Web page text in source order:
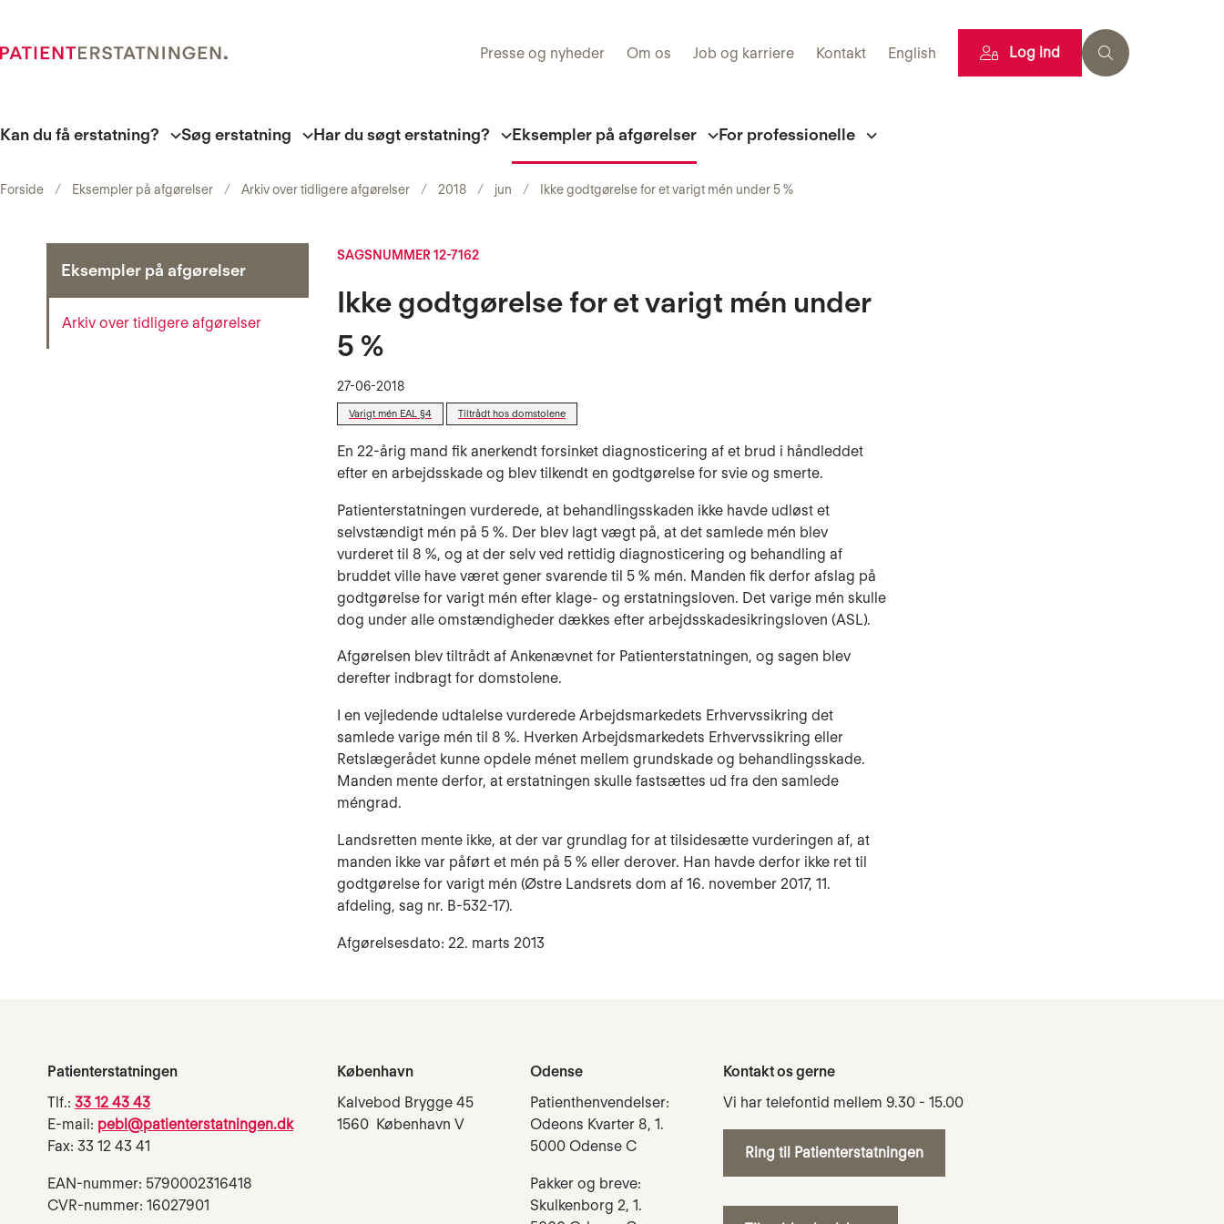
Presse og nyheder Om os Job og karriere Kontakt English Log ind
Kan du få erstatning? Søg erstatning Har du søgt erstatning? Eksempler på afgørelser For professionelle
Forside Eksempler på afgørelser Arkiv over tidligere afgørelser 2018 jun Ikke godtgørelse for et varigt mén under 5 %
Eksempler på afgørelser
Arkiv over tidligere afgørelser
SAGSNUMMER 12-7162
Ikke godtgørelse for et varigt mén under
5 %
27-06-2018
Varigt mén EAL §4 Tiltrådt hos domstolene
En 22-årig mand fik anerkendt forsinket diagnosticering af et brud i håndleddet
efter en arbejdsskade og blev tilkendt en godtgørelse for svie og smerte.
Patienterstatningen vurderede, at behandlingsskaden ikke havde udløst et
selvstændigt mén på 5 %. Der blev lagt vægt på, at det samlede mén blev
vurderet til 8 %, og at der selv ved rettidig diagnosticering og behandling af
bruddet ville have været gener svarende til 5 % mén. Manden fik derfor afslag på
godtgørelse for varigt mén efter klage- og erstatningsloven. Det varige mén skulle
dog under alle omstændigheder dækkes efter arbejdsskadesikringsloven (ASL).
Afgørelsen blev tiltrådt af Ankenævnet for Patienterstatningen, og sagen blev
derefter indbragt for domstolene.
I en vejledende udtalelse vurderede Arbejdsmarkedets Erhvervssikring det
samlede varige mén til 8 %. Hverken Arbejdsmarkedets Erhvervssikring eller
Retslægerådet kunne opdele ménet mellem grundskade og behandlingsskade.
Manden mente derfor, at erstatningen skulle fastsættes ud fra den samlede
méngrad.
Landsretten mente ikke, at der var grundlag for at tilsidesætte vurderingen af, at
manden ikke var påført et mén på 5 % eller derover. Han havde derfor ikke ret til
godtgørelse for varigt mén (Østre Landsrets dom af 16. november 2017, 11.
afdeling, sag nr. B-532-17).
Afgørelsesdato: 22. marts 2013
Patienterstatningen
Tlf.: 33 12 43 43
E-mail: pebl@patienterstatningen.dk
Fax: 33 12 43 41
EAN-nummer: 5790002316418
CVR-nummer: 16027901
København
Kalvebod Brygge 45
1560 København V
Odense
Patienthenvendelser:
Odeons Kvarter 8, 1.
5000 Odense C
Pakker og breve:
Skulkenborg 2, 1.
Kontakt os gerne
Vi har telefontid mellem 9.30 - 15.00
Ring til Patienterstatningen